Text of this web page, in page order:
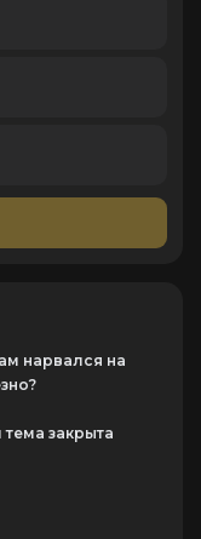
нарвался на
закрыта